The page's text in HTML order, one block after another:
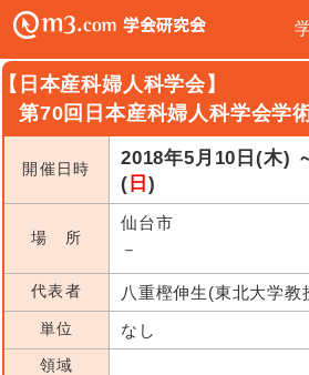
日本産科婦人科学会】
第70回日本産科婦人科学会学
開催日時
2018年5月10日(木)
( 日 )
場 所
仙台市
－
代表者 八重樫伸生(東北大学教
単位 なし
領域